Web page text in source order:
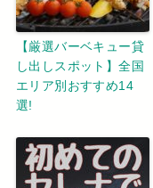
【厳選バーベキュー貸
し出しスポット】全国
エリア別おすすめ14
選!